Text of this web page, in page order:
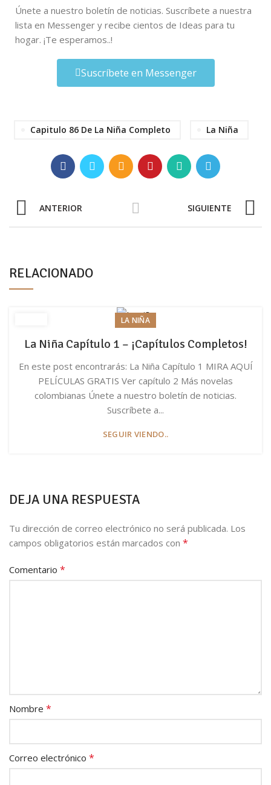
Únete a nuestro boletín de noticias. Suscríbete a nuestra
lista en Messenger y recibe cientos de Ideas para tu
hogar. ¡Te esperamos..!
Suscríbete en Messenger
Capitulo 86 De La Niña Completo La Niña
ANTERIOR SIGUIENTE
RELACIONADO
LA NIÑA
La Niña Capítulo 1 – ¡Capítulos Completos!
En este post encontrarás: La Niña Capítulo 1 MIRA AQUÍ
PELÍCULAS GRATIS Ver capítulo 2 Más novelas
colombianas Únete a nuestro boletín de noticias.
Suscríbete a...
SEGUIR VIENDO..
DEJA UNA RESPUESTA
Tu dirección de correo electrónico no será publicada. Los
campos obligatorios están marcados con *
Comentario *
Nombre *
Correo electrónico *